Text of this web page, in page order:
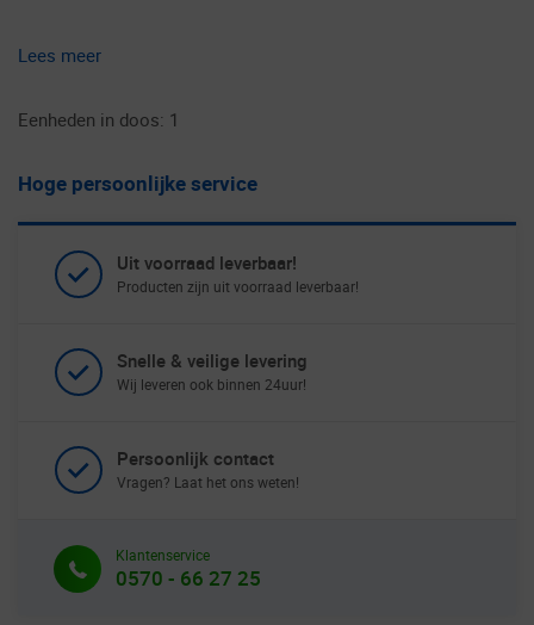
Lees meer
Eenheden in doos: 1
Hoge persoonlijke service
Uit voorraad leverbaar!
Producten zijn uit voorraad leverbaar!
Snelle & veilige levering
Wij leveren ook binnen 24uur!
Persoonlijk contact
Vragen? Laat het ons weten!
Klantenservice
0570 - 66 27 25